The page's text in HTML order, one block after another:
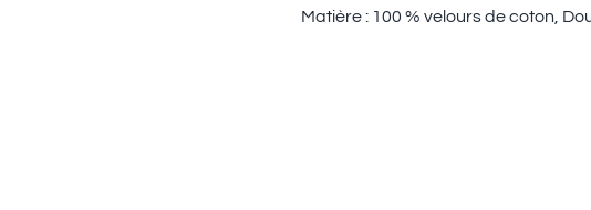
Matière : 100 % velours de coton,